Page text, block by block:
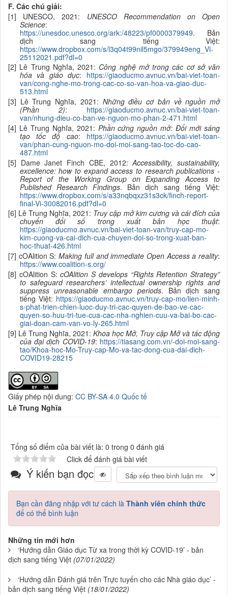
F. Các chú giải:
[1] UNESCO, 2021: UNESCO Recommendation on Open
Science:
https://unesdoc.unesco.org/ark:/48223/pf0000379949. Bản
dịch sang tiếng Việt:
https://www.dropbox.com/s/l3q04t99nil5mgo/379949eng_Vi-
25112021.pdf?dl=0
[2] Lê Trung Nghĩa, 2021: Công nghệ mở trong các cơ sở văn
hóa và giáo dục: https://giaoducmo.avnuc.vn/bai-viet-toan-
van/cong-nghe-mo-trong-cac-co-so-van-hoa-va-giao-duc-
513.html
[3] Lê Trung Nghĩa, 2021: Những điều cơ bản về nguồn mở
(Phần 2): https://giaoducmo.avnuc.vn/bai-viet-toan-
van/nhung-dieu-co-ban-ve-nguon-mo-phan-2-471.html
[4] Lê Trung Nghĩa, 2021: Phần cứng nguồn mở: Đổi mới sáng
tạo tốc độ cao: https://giaoducmo.avnuc.vn/bai-viet-toan-
van/phan-cung-nguon-mo-doi-moi-sang-tao-toc-do-cao-
487.html
[5] Dame Janet Finch CBE, 2012:Accessibility, sustainability,
excellence: how to expand access to research publications -
Report of the Working Group on Expanding Access to
Published Research Findings. Bản dịch sang tiếng Việt:
https://www.dropbox.com/s/a33nqbqxz31s3ck/finch-report-
final-Vi-30082016.pdf?dl=0
[6] Lê Trung Nghĩa, 2021: Truy cập mở kim cương và cái đích của
chuyển đổi số trong xuất bản học thuật:
https://giaoducmo.avnuc.vn/bai-viet-toan-van/truy-cap-mo-
kim-cuong-va-cai-dich-cua-chuyen-doi-so-trong-xuat-ban-
hoc-thuat-426.html
[7] cOAlition S:Making full and immediate Open Access a reality:
https://www.coalition-s.org/
[8] cOAlition S:cOAlition S develops “Rights Retention Strategy”
to safeguard researchers’ intellectual ownership rights and
suppress unreasonable embargo periods. Bản dịch sang
tiếng Việt: https://giaoducmo.avnuc.vn/truy-cap-mo/lien-minh-
s-phat-trien-chien-luoc-duy-tri-cac-quyen-de-bao-ve-cac-
quyen-so-huu-tri-tue-cua-cac-nha-nghien-cuu-va-bai-bo-cac-
giai-doan-cam-van-vo-ly-265.html
[9] Lê Trung Nghĩa, 2021: Khoa học Mở, Truy cập Mở và tác động
của đại dịch COVID-19: https://tiasang.com.vn/-doi-moi-sang-
tao/Khoa-hoc-Mo-Truy-cap-Mo-va-tac-dong-cua-dai-dich-
COVID19-28215
Giấy phép nội dung: CC BY-SA 4.0 Quốc tế
Lê Trung Nghĩa
Tổng số điểm của bài viết là: 0 trong 0 đánh giá
Click để đánh giá bài viết
Ý kiến bạn đọc
Bạn cần đăng nhập với tư cách là Thành viên chính thức
để có thể bình luận
Những tin mới hơn
‘Hướng dẫn Giáo dục Từ xa trong thời kỳ COVID-19’ - bản
dịch sang tiếng Việt (07/01/2022)
‘Hướng dẫn Đánh giá trên Trực tuyến cho các Nhà giáo dục’ -
bản dịch sang tiếng Việt (18/01/2022)